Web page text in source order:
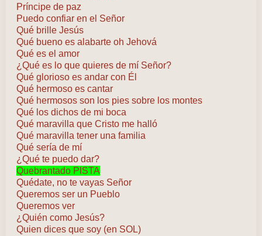
Príncipe de paz
Puedo confiar en el Señor
Qué brille Jesús
Qué bueno es alabarte oh Jehová
Qué es el amor
¿Qué es lo que quieres de mí Señor?
Qué glorioso es andar con Él
Qué hermoso es cantar
Qué hermosos son los pies sobre los montes
Qué los dichos de mi boca
Qué maravilla que Cristo me halló
Qué maravilla tener una familia
Qué sería de mí
¿Qué te puedo dar?
Quebrantado PISTA
Quédate, no te vayas Señor
Queremos ser un Pueblo
Queremos ver
¿Quién como Jesús?
Quien dices que soy (en SOL)